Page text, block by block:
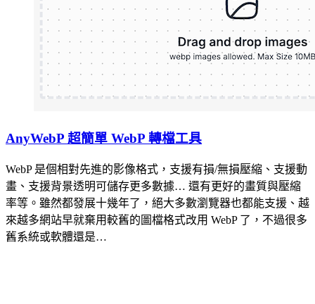
AnyWebP 超簡單 WebP 轉檔工具
WebP 是個相對先進的影像格式，支援有損/無損壓縮、支援動
畫、支援背景透明可儲存更多數據… 還有更好的畫質與壓縮
率等。雖然都發展十幾年了，絕大多數瀏覽器也都能支援、越
來越多網站早就棄用較舊的圖檔格式改用 WebP 了，不過很多
舊系統或軟體還是…